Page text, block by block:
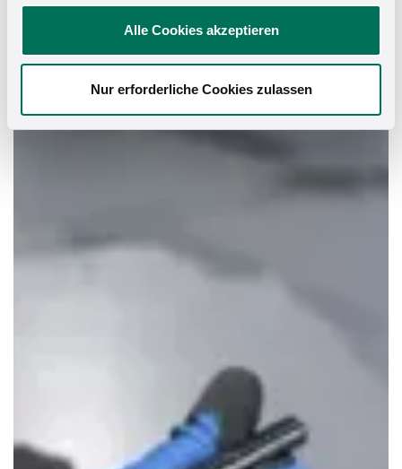
Alle Cookies akzeptieren
Nur erforderliche Cookies zulassen